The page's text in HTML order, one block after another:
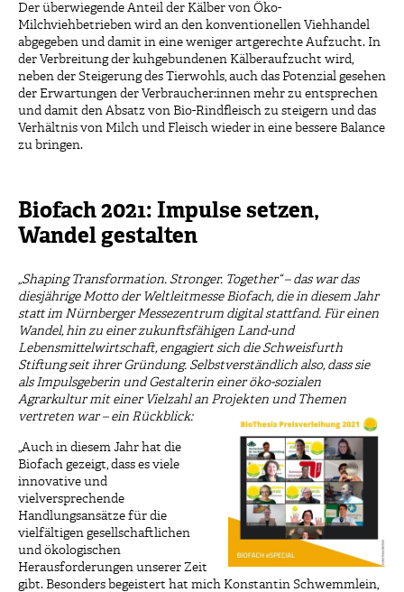
Der überwiegende Anteil der Kälber von Öko-
Milchviehbetrieben wird an den konventionellen Viehhandel
abgegeben und damit in eine weniger artgerechte Aufzucht. In
der Verbreitung der kuhgebundenen Kälberaufzucht wird,
neben der Steigerung des Tierwohls, auch das Potenzial gesehen
der Erwartungen der Verbraucher:innen mehr zu entsprechen
und damit den Absatz von Bio-Rindfleisch zu steigern und das
Verhältnis von Milch und Fleisch wieder in eine bessere Balance
zu bringen.
Biofach 2021: Impulse setzen,
Wandel gestalten
„Shaping Transformation. Stronger. Together“ – das war das
diesjährige Motto der Weltleitmesse Biofach, die in diesem Jahr
statt im Nürnberger Messezentrum digital stattfand. Für einen
Wandel, hin zu einer zukunftsfähigen Land-und
Lebensmittelwirtschaft, engagiert sich die Schweisfurth
Stiftung seit ihrer Gründung. Selbstverständlich also, dass sie
als Impulsgeberin und Gestalterin einer öko-sozialen
Agrarkultur mit einer Vielzahl an Projekten und Themen
vertreten war – ein Rückblick:
„Auch in diesem Jahr hat die
Biofach gezeigt, dass es viele
innovative und
vielversprechende
Handlungsansätze für die
vielfältigen gesellschaftlichen
und ökologischen
Herausforderungen unserer Zeit
gibt. Besonders begeistert hat mich Konstantin Schwemmlein,